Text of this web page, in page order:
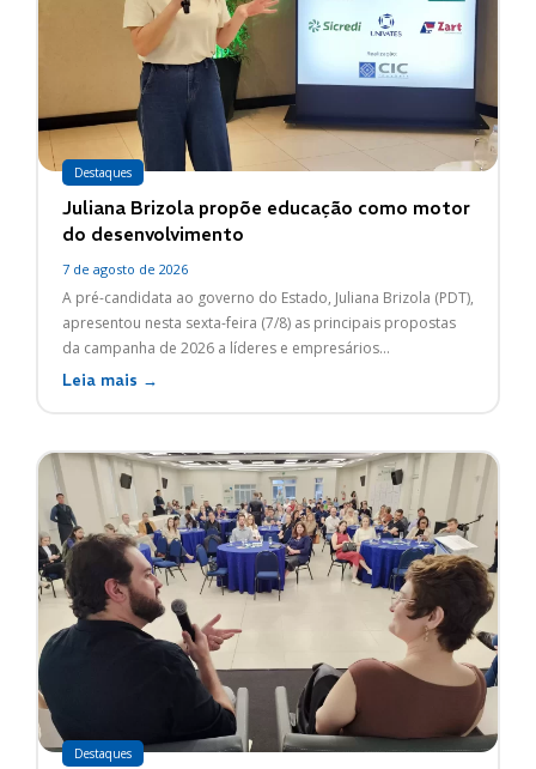
Destaques
Juliana Brizola propõe educação como motor
do desenvolvimento
7 de agosto de 2026
A pré-candidata ao governo do Estado, Juliana Brizola (PDT),
apresentou nesta sexta-feira (7/8) as principais propostas
da campanha de 2026 a líderes e empresários...
Leia mais →
Destaques